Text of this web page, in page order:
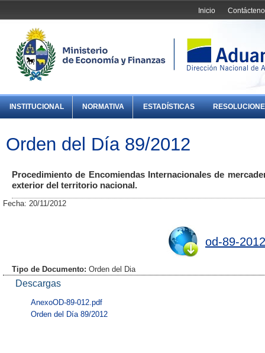
Inicio
INSTITUCIONAL NORMATIVA ESTADÍSTICAS
Orden del Día 89/2012
Procedimiento de Encomiendas Internacionales de
exterior del territorio nacional.
Fecha: 20/11/2012
od-89-
Tipo de Documento: Orden del Dia
Descargas
AnexoOD-89-012.pdf
Orden del Día 89/2012